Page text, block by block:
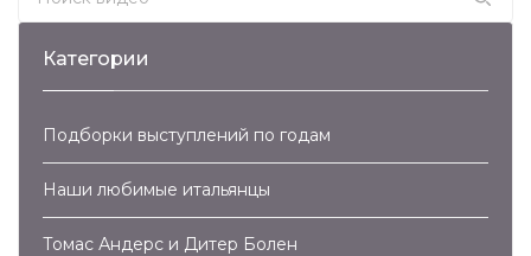
Категории
Подборки выступлений по годам
Наши любимые итальянцы
Томас Андерс и Дитер Болен